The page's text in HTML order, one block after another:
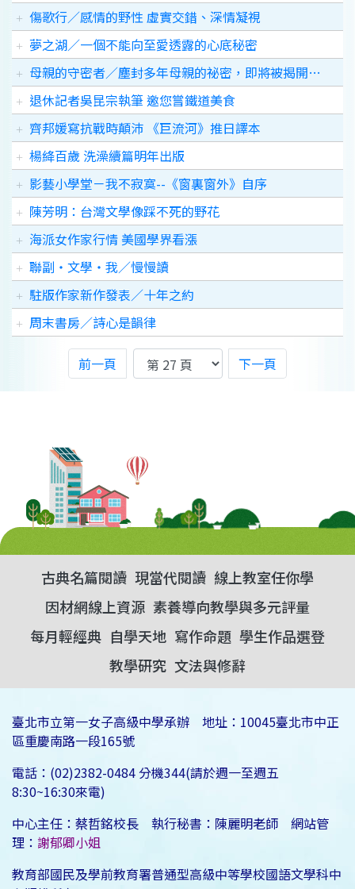
傷歌行／感情的野性 虛實交錯、深情凝視
夢之湖／一個不能向至愛透露的心底秘密
母親的守密者／塵封多年母親的祕密，即將被揭開…
退休記者吳昆宗執筆 邀您嘗鐵道美食
齊邦媛寫抗戰時顛沛 《巨流河》推日譯本
楊絳百歲 洗澡續篇明年出版
影藝小學堂－我不寂寞--《窗裏窗外》自序
陳芳明：台灣文學像踩不死的野花
海派女作家行情 美國學界看漲
聯副‧文學‧我／慢慢讀
駐版作家新作發表／十年之約
周末書房／詩心是韻律
前一頁 下一頁
古典名篇閱讀 現當代閱讀 線上教室任你學
因材網線上資源 素養導向教學與多元評量
每月輕經典 自學天地 寫作命題 學生作品選登
教學研究 文法與修辭
臺北市立第一女子高級中學承辦 地址：10045臺北市中正
區重慶南路一段165號
電話：(02)2382-0484 分機344(請於週一至週五
8:30~16:30來電)
中心主任：蔡哲銘校長 執行秘書：陳麗明老師 網站管
理： 謝郁卿小姐
教育部國民及學前教育署普通型高級中等學校國語文學科中